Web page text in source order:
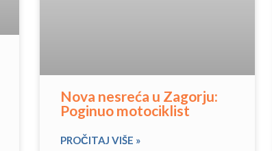
Nova nesreća u Zagorju:
Poginuo motociklist
PROČITAJ VIŠE »